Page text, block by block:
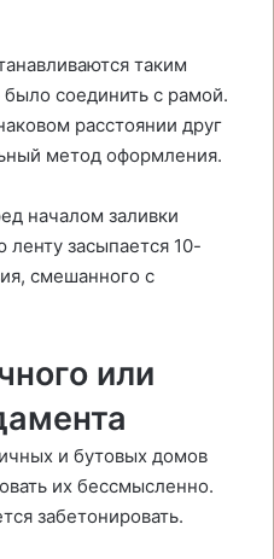
таким
соединить с рамой.
расстоянии друг
метод оформления.
началом заливки
засыпается 10-
смешанного с
или
и бутовых домов
их бессмысленно.
забетонировать.